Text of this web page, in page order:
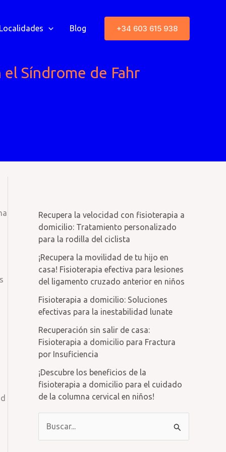
Blog +34 603 615 938
Síndrome de Fahr
Recupera la velocidad con fisioterapia a
domicilio: Tratamiento personalizado
para la rodilla del ciclista
¡Recupera la movilidad de tu hijo en
casa! Fisioterapia efectiva para lesiones
del ligamento cruzado anterior en niños
Fisioterapia a domicilio: Soluciones
efectivas para la inestabilidad lunate
Recuperación sin salir de casa:
Fisioterapia a domicilio para Fractura
por Insuficiencia
¡Descubre los beneficios de la
fisioterapia a domicilio para el cuidado
de la columna cervical en niños!